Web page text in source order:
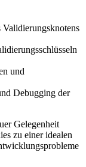
Validierungsknotens
und
Debugging der
Gelegenheit
zu einer idealen